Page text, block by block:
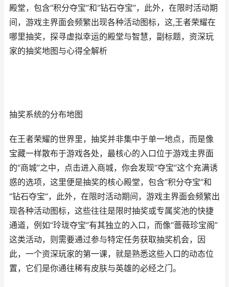
殿堂，包含“积分夺宝”和“钻石夺宝”，此外，在限时活动期
间，游戏主界面会频繁出现各种活动图标，这,王者荣耀在
哪里抽奖，探寻虚拟幸运的殿堂与智慧，副标题，资深玩
家的抽奖地图与心得全解析
抽奖系统的分布地图
在王者荣耀的世界里，抽奖并非集中于单一地点，而是像
宝藏一样散布于游戏各处，最核心的入口位于游戏主界面
的“商城”之中，点击进入商城，你会发现“夺宝”这个充满诱
惑的选项，这里便是抽奖的核心殿堂，包含“积分夺宝”和
“钻石夺宝”，此外，在限时活动期间，游戏主界面会频繁出
现各种活动图标，这些往往是限时抽奖或专属奖池的快捷
通道，例如“玲珑夺宝”有其独立的入口，而像“蔷薇珍宝阁”
这类活动，则需要通过参与特定任务获取抽奖机会，因
此，一个资深玩家的第一课，就是熟悉这些入口的动态位
置，它们是你通往稀有皮肤与英雄的必经之门。